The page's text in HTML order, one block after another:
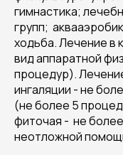
гимнастика;
групп;
ходьба. Лечение в
вид аппаратной
процедур).
ингаляции - не
(не более 5
фиточая - не
неотложной